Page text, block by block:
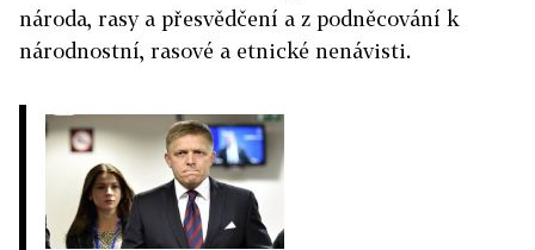
národa, rasy a přesvědčení a z podněcování k
národnostní, rasové a etnické nenávisti.